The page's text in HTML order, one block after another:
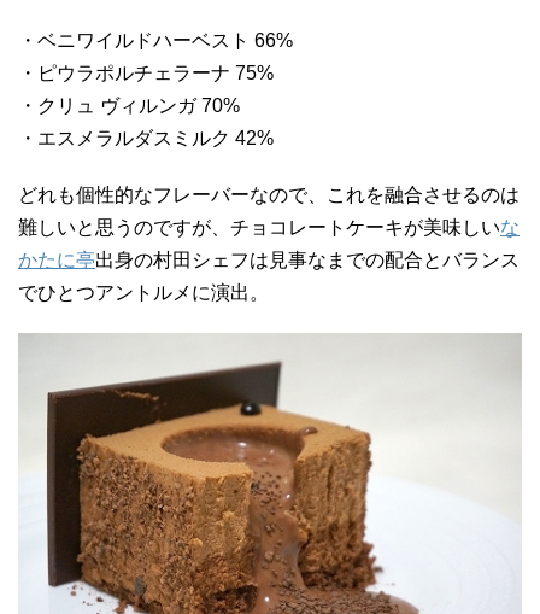
・ベニワイルドハーベスト 66%
・ピウラポルチェラーナ 75%
・クリュ ヴィルンガ 70%
・エスメラルダスミルク 42%
どれも個性的なフレーバーなので、これを融合させるのは
難しいと思うのですが、チョコレートケーキが美味しいな
かたに亭出身の村田シェフは見事なまでの配合とバランス
でひとつアントルメに演出。